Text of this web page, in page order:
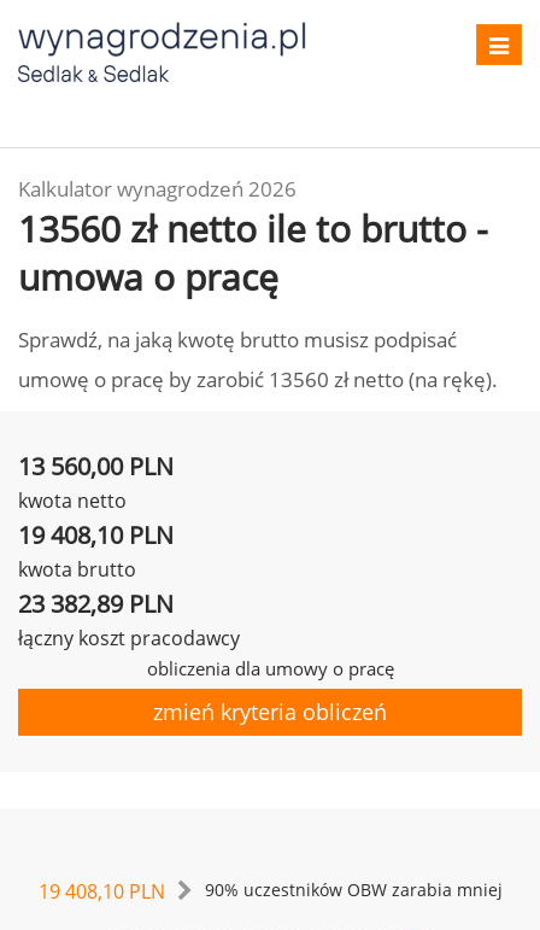
Kalkulator wynagrodzeń 2026
13560 zł netto ile to brutto -
umowa o pracę
Sprawdź, na jaką kwotę brutto musisz podpisać
umowę o pracę by zarobić 13560 zł netto (na rękę).
13 560,00 PLN
kwota netto
19 408,10 PLN
kwota brutto
23 382,89 PLN
łączny koszt pracodawcy
obliczenia dla umowy o pracę
zmień kryteria obliczeń
19 408,10 PLN 90% uczestników OBW zarabia mniej